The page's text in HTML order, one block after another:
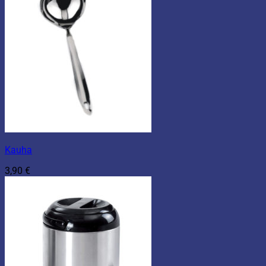
Kauha
3,90 €